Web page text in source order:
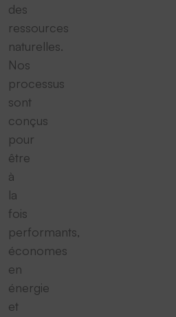
des
ressources
naturelles.
Nos
processus
sont
conçus
pour
être
à
la
fois
performants,
économes
en
énergie
et